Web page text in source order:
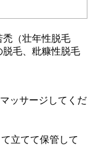
（壮年性脱毛
毛、粃糠性脱毛
ッサージしてくだ
立てて保管して